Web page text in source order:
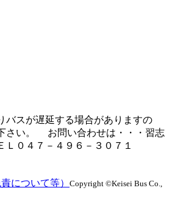
バスが遅延する場合がありますの
さい。 お問い合わせは・・・習志
０４７－４９６－３０７１
について等） Copyright ©Keisei Bus Co.,